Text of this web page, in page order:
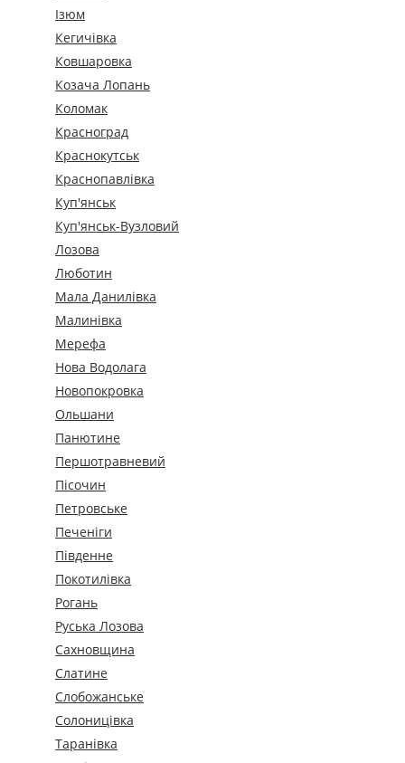
Ізюм
Кегичівка
Ковшаровка
Козача Лопань
Коломак
Красноград
Краснокутськ
Краснопавлівка
Куп'янськ
Куп'янськ-Вузловий
Лозова
Люботин
Мала Данилівка
Малинівка
Мерефа
Нова Водолага
Новопокровка
Ольшани
Панютине
Першотравневий
Пісочин
Петровське
Печеніги
Південне
Покотилівка
Рогань
Руська Лозова
Сахновщина
Слатине
Слобожанське
Солоницівка
Таранівка